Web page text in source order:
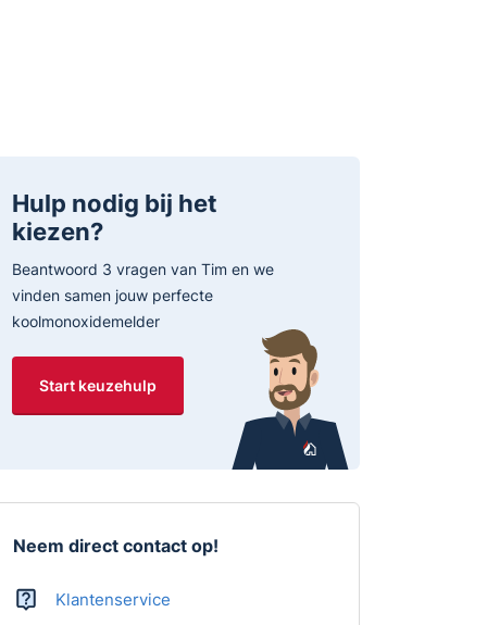
Hulp nodig bij het
kiezen?
Beantwoord 3 vragen van Tim en we
vinden samen jouw perfecte
koolmonoxidemelder
Start keuzehulp
Neem direct contact op!
Klantenservice